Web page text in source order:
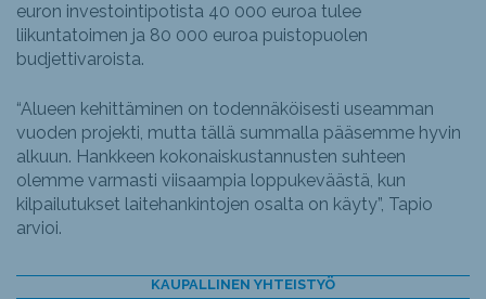
euron investointipotista 40 000 euroa tulee
liikuntatoimen ja 80 000 euroa puistopuolen
budjettivaroista.
“Alueen kehittäminen on todennäköisesti useamman
vuoden projekti, mutta tällä summalla pääsemme hyvin
alkuun. Hankkeen kokonaiskustannusten suhteen
olemme varmasti viisaampia loppukeväästä, kun
kilpailutukset laitehankintojen osalta on käyty”, Tapio
arvioi.
KAUPALLINEN YHTEISTYÖ